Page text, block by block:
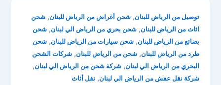
توصيل من الرياض للبنان,شحن أغراض من الرياض للبنان,شحن
اثاث من الرياض للبنان,شحن بحري من الرياض الي لبنان,شحن
بضائع من الرياض للبنان,شحن سيارات من الرياض للبنان,شحن
طرد من الرياض للبنان,شحن من الرياض للبنان,شركات الشحن
البحري من الرياض الي لبنان,شركة شحن من الرياض الي لبنان,
شركة نقل عفش من الرياض الي لبنان, نقل أثاث